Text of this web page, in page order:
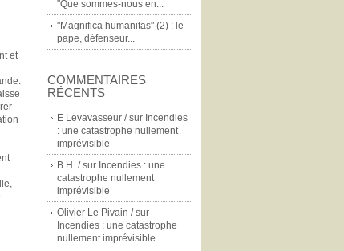
"Que sommes-nous en...
"Magnifica humanitas" (2) : le
pape, défenseur...
COMMENTAIRES
RÉCENTS
E Levavasseur /sur Incendies
: une catastrophe nullement
imprévisible
B.H. /sur Incendies : une
catastrophe nullement
imprévisible
Olivier Le Pivain /sur
Incendies : une catastrophe
nullement imprévisible
et